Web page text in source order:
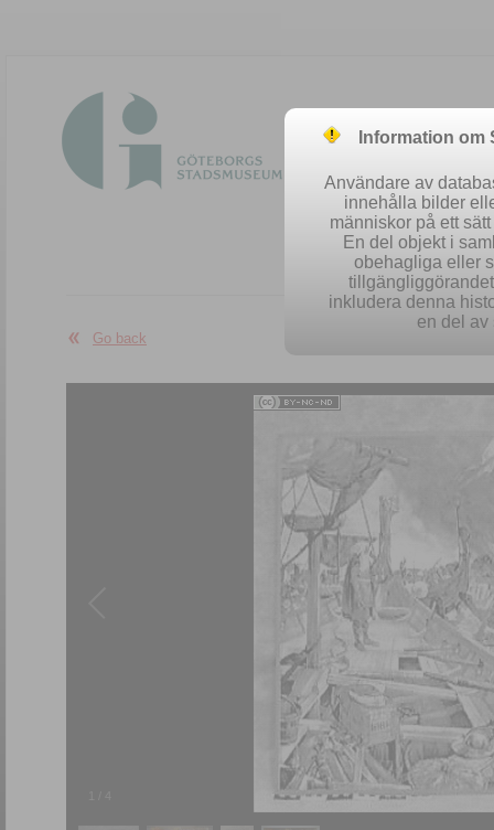
Easy
Go back
Information
Användare av
innehålla bilder
människor på ett
En del objekt i
obehagliga eller
inkludera denna
en del av